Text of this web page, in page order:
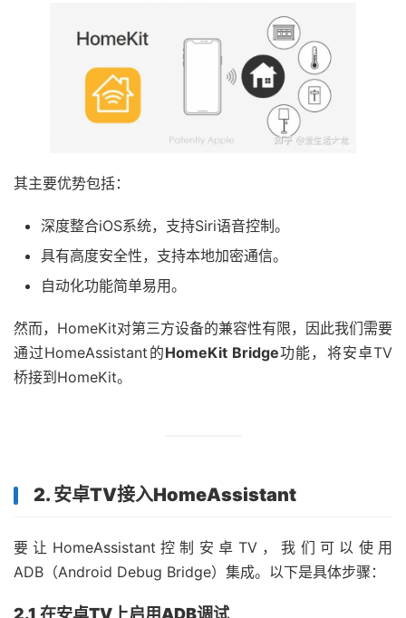
其主要优势包括：
深度整合iOS系统，支持Siri语音控制。
具有高度安全性，支持本地加密通信。
自动化功能简单易用。
然而，HomeKit对第三方设备的兼容性有限，因此我们需要
通过HomeAssistant的HomeKit Bridge功能，将安卓TV
桥接到HomeKit。
2. 安卓TV接入HomeAssistant
要让HomeAssistant控制安卓TV，我们可以使用
ADB（Android Debug Bridge）集成。以下是具体步骤：
2.1 在安卓TV上启用ADB调试